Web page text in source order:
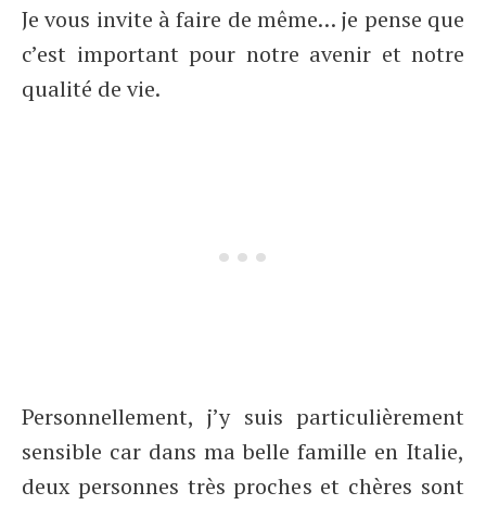
Je vous invite à faire de même… je pense que
c’est important pour notre avenir et notre
qualité de vie.
Personnellement, j’y suis particulièrement
sensible car dans ma belle famille en Italie,
deux personnes très proches et chères sont